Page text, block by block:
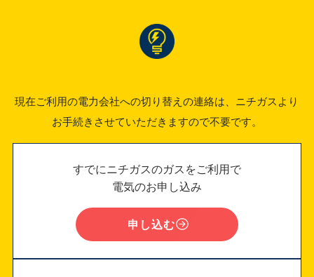
現在ご利用の電力会社への切り替えの連絡は、ニチガスより
お手続きさせていただきますので不要です。
すでにニチガスのガスをご利用で
電気のお申し込み
申し込む